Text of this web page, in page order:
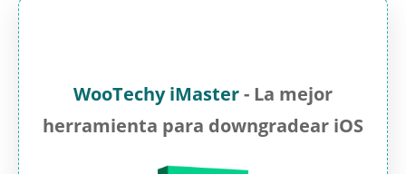
WooTechy iMaster- La mejor
herramienta para downgradear iOS